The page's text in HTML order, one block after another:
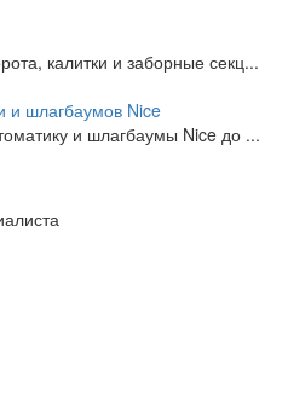
калитки и заборные секц...
и шлагбаумов Nice
и шлагбаумы Nice до ...